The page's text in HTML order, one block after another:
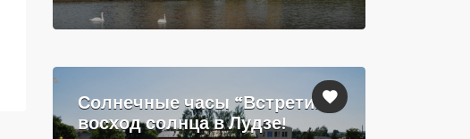
Солнечные часы “Встретим
восход солнца в Лудзе!